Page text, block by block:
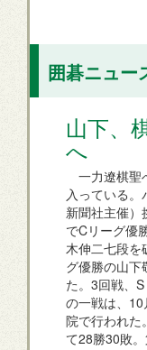
囲碁ニュー
山下、
へ
一力遼棋聖
入っている
新聞社主催）
でCリーグ優
木伸二七段を
グ優勝の山下
た。3回戦、
の一戦は、
院で行われた
て28勝30敗